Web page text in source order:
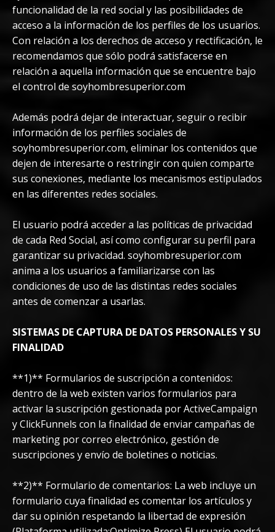
funcionalidad de la red social y las posibilidades de
acceso a la información de los perfiles de los usuarios.
Con relación a los derechos de acceso y rectificación, le
recomendamos que sólo podrá satisfacerse en
relación a aquella información que se encuentre bajo
el control de soyhombresuperior.com
Además podrá dejar de interactuar, seguir o recibir
información de los perfiles sociales de
soyhombresuperior.com, eliminar los contenidos que
dejen de interesarte o restringir con quien comparte
sus conexiones, mediante los mecanismos estipulados
en las diferentes redes sociales.
El usuario podrá acceder a las políticas de privacidad
de cada Red Social, así como configurar su perfil para
garantizar su privacidad. soyhombresuperior.com
anima a los usuarios a familiarizarse con las
condiciones de uso de las distintas redes sociales
antes de comenzar a usarlas.
SISTEMAS DE CAPTURA DE DATOS PERSONALES Y SU
FINALIDAD
**1)** Formularios de suscripción a contenidos:
dentro de la web existen varios formularios para
activar la suscripción gestionada por ActiveCampaign
y ClickFunnels con la finalidad de enviar campañas de
marketing por correo electrónico, gestión de
suscripciones y envío de boletines o noticias.
**2)** Formulario de comentarios: La web incluye un
formulario cuya finalidad es comentar los artículos y
dar su opinión respetando la libertad de expresión